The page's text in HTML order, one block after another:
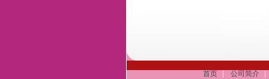
首页 公司简介